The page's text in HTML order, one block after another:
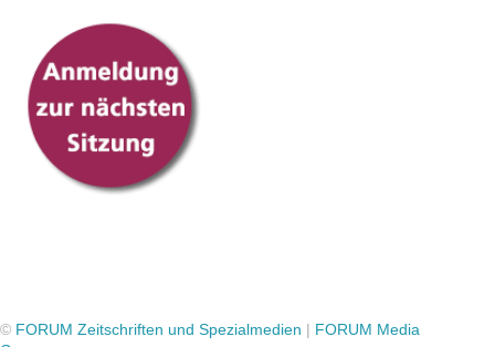
© FORUM Zeitschriften und Spezialmedien | FORUM Media